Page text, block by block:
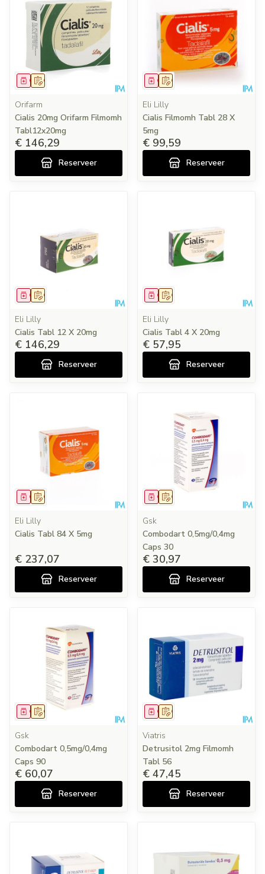
Op voorschrift
Geneesmiddel
Orifarm
Cialis 20mg Orifarm Filmomh
Tabl12x20mg
€ 146,29
Reserveer
Op voorschrift
Geneesmiddel
Eli Lilly
Cialis Filmomh Tabl 28 X
5mg
€ 99,59
Reserveer
Op voorschrift
Geneesmiddel
Eli Lilly
Cialis Tabl 12 X 20mg
€ 146,29
Reserveer
Op voorschrift
Geneesmiddel
Eli Lilly
Cialis Tabl 4 X 20mg
€ 57,95
Reserveer
Op voorschrift
Geneesmiddel
Eli Lilly
Cialis Tabl 84 X 5mg
€ 237,07
Reserveer
Op voorschrift
Geneesmiddel
Gsk
Combodart 0,5mg/0,4mg
Caps 30
€ 30,97
Reserveer
Op voorschrift
Geneesmiddel
Gsk
Combodart 0,5mg/0,4mg
Caps 90
€ 60,07
Reserveer
Op voorschrift
Geneesmiddel
Viatris
Detrusitol 2mg Filmomh
Tabl 56
€ 47,45
Reserveer